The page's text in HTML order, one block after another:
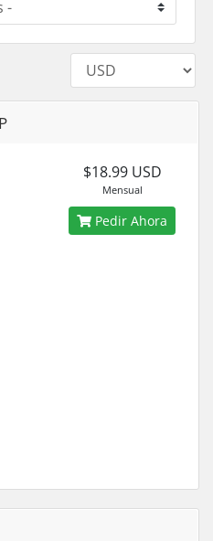
$18.99 USD
Mensual
Pedir Ahora